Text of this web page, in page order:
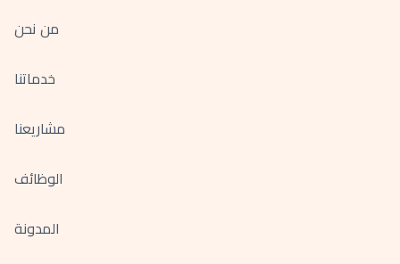
من نحن
خدماتنا
مشاريعنا
الوظائف
المدونة